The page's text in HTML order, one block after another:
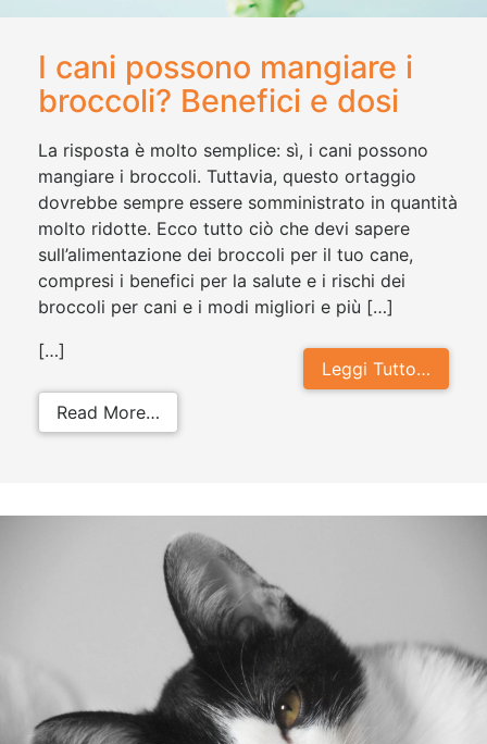
I cani possono mangiare i
broccoli? Benefici e dosi
La risposta è molto semplice: sì, i cani possono
mangiare i broccoli. Tuttavia, questo ortaggio
dovrebbe sempre essere somministrato in quantità
molto ridotte. Ecco tutto ciò che devi sapere
sull’alimentazione dei broccoli per il tuo cane,
compresi i benefici per la salute e i rischi dei
broccoli per cani e i modi migliori e più […]
Leggi Tutto…
[…]
Read More…